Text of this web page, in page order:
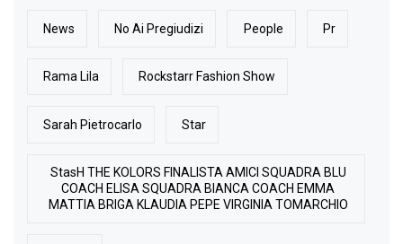
News No Ai Pregiudizi People Pr
Rama Lila Rockstarr Fashion Show
Sarah Pietrocarlo Star
StasH THE KOLORS FINALISTA AMICI SQUADRA BLU
COACH ELISA SQUADRA BIANCA COACH EMMA
MATTIA BRIGA KLAUDIA PEPE VIRGINIA TOMARCHIO